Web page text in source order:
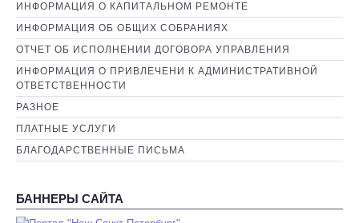
ИНФОРМАЦИЯ О КАПИТАЛЬНОМ РЕМОНТЕ
ИНФОРМАЦИЯ ОБ ОБЩИХ СОБРАНИЯХ
ОТЧЕТ ОБ ИСПОЛНЕНИИ ДОГОВОРА УПРАВЛЕНИЯ
ИНФОРМАЦИЯ О ПРИВЛЕЧЕНИ К АДМИНИСТРАТИВНОЙ
ОТВЕТСТВЕННОСТИ
РАЗНОЕ
ПЛАТНЫЕ УСЛУГИ
БЛАГОДАРСТВЕННЫЕ ПИСЬМА
БАННЕРЫ САЙТА